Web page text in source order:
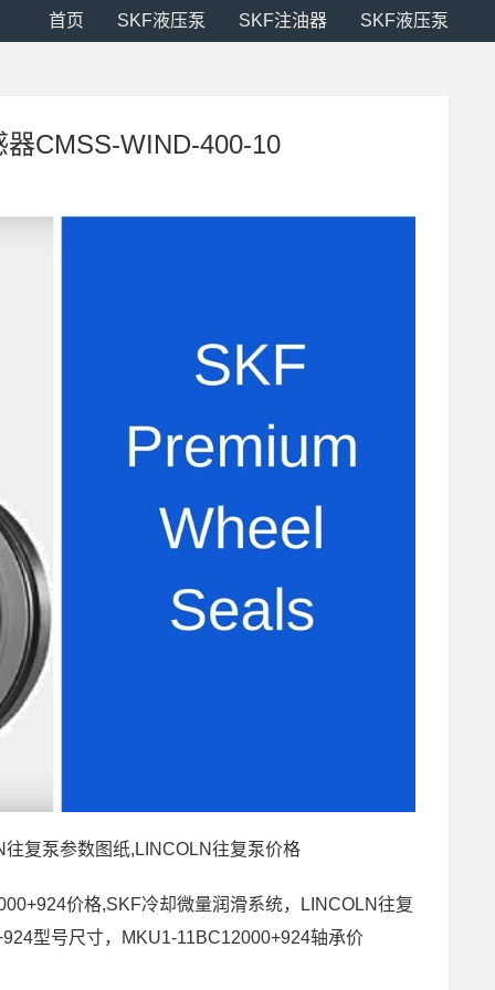
首页 SKF液压泵 SKF注油器 SKF液压泵
CMSS-WIND-400-10
复泵参数图纸,LINCOLN往复泵价格
价格,SKF冷却微量润滑系统，LINCOLN往复
型号尺寸，MKU1-11BC12000+924轴承价